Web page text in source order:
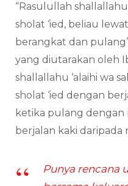
“Rasulullah
sholat ‘ied, beliau
berangkat dan
yang diutarakan oleh
shallallahu ‘alaihi wa
sholat ‘ied dengan
ketika pulang dengan
berjalan kaki daripada
Punya rencana